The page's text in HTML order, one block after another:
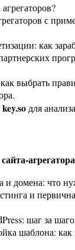
с
как
выбрать
key.so для
агрегатора
и домена: что
и
шаг за
шаблона: